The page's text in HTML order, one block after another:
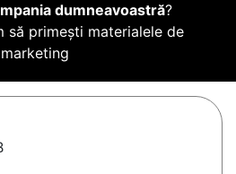
dumneavoastră?
să primești materialele de
marketing